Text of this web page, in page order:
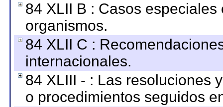
84 XLII B : Casos
organismos.
84 XLII C :
internacionales.
84 XLIII - : Las resoluciones
o procedimientos seguidos